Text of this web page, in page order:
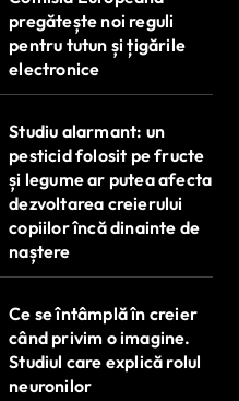
pregătește noi reguli
pentru tutun și țigările
electronice
Studiu alarmant: un
pesticid folosit pe fructe
și legume ar putea afecta
dezvoltarea creierului
copiilor încă dinainte de
naștere
Ce se întâmplă în creier
când privim o imagine.
Studiul care explică rolul
neuronilor